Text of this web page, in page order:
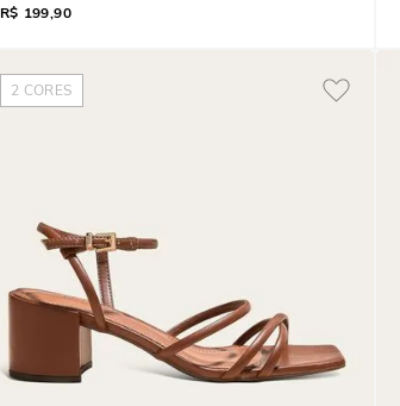
R$ 199,90
2 CORES